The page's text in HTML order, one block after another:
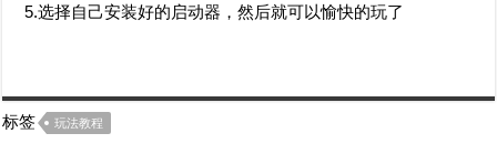
5.选择自己安装好的启动器，然后就可以愉快的玩了
标签 玩法教程